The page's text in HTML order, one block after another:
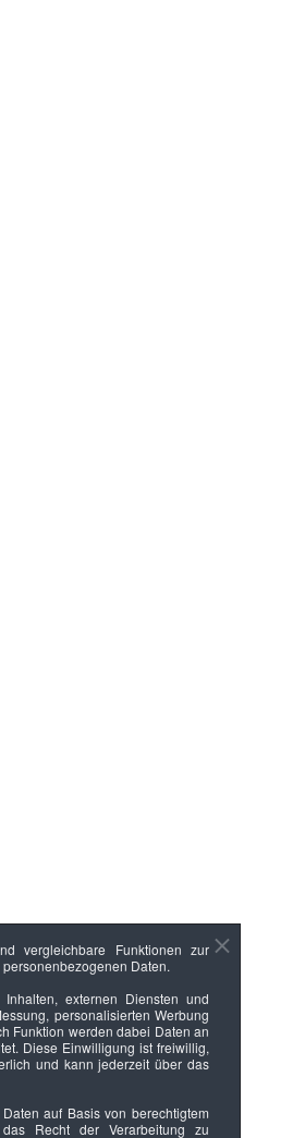
vergleichbare Funktionen zur
Daten.
externen Diensten und
personalisierten Werbung
Funktion werden dabei Daten an
Diese Einwilligung ist freiwillig,
und kann jederzeit über das
auf Basis von berechtigtem
Recht der Verarbeitung zu